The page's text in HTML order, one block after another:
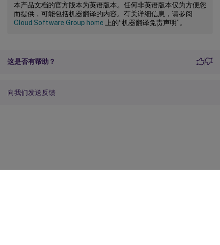
本产品文档的官方版本为英语版本。任何非英语版本仅为方便您
而提供，可能包括机器翻译的内容。有关详细信息，请参阅
Cloud Software Group home 上的“机器翻译免责声明”。
这是否有帮助？
向我们发送反馈